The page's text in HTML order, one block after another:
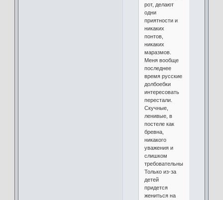
рот, делают
одни
приятности и
никаких
понтов,
никаких
маразмов.
Меня вообще
последнее
время русские
долбоебки
интересовать
перестали.
Скучные,
ленивые, в
постеле как
бревна,
никакого
уважения и
слишком
требовательные.
Только из-за
детей
придется
жениться на